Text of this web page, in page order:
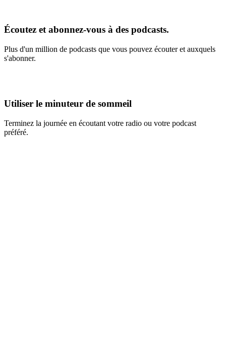
Écoutez et abonnez-vous à des podcasts.
Plus d'un million de podcasts que vous pouvez écouter et auxquels
s'abonner.
Utiliser le minuteur de sommeil
Terminez la journée en écoutant votre radio ou votre podcast
préféré.